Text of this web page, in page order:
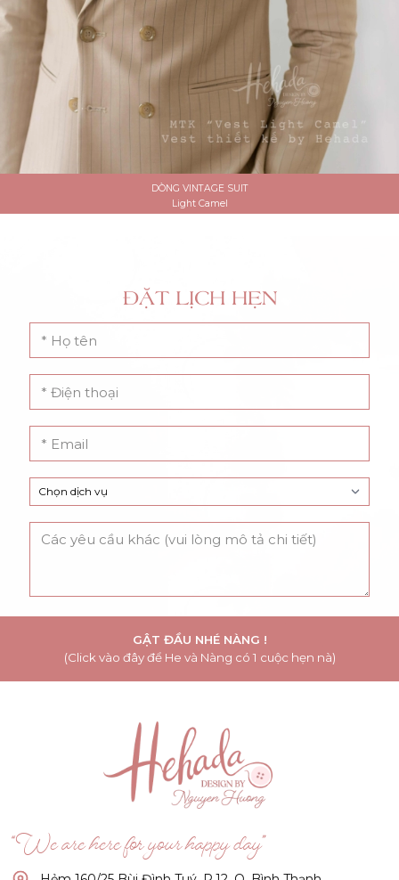
DÒNG VINTAGE SUIT
Light Camel
ĐẶT LỊCH HẸN
GẬT ĐẦU NHÉ NÀNG !
(Click vào đây để He và Nàng có 1 cuộc hẹn nà)
“We are here for your happy day”